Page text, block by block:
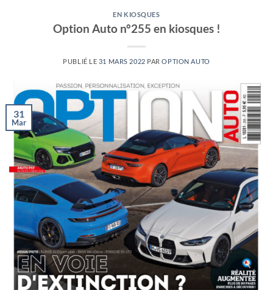
EN KIOSQUES
Option Auto n°255 en kiosques !
PUBLIÉ LE 31 MARS 2022 PAROPTION AUTO
31
Mar